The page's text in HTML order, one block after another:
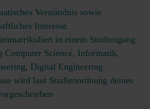
Verständnis sowie
Interesse
in einem Studiengang
Computer Science, Informatik,
Digital Engineering
wird laut Studienordnung deines